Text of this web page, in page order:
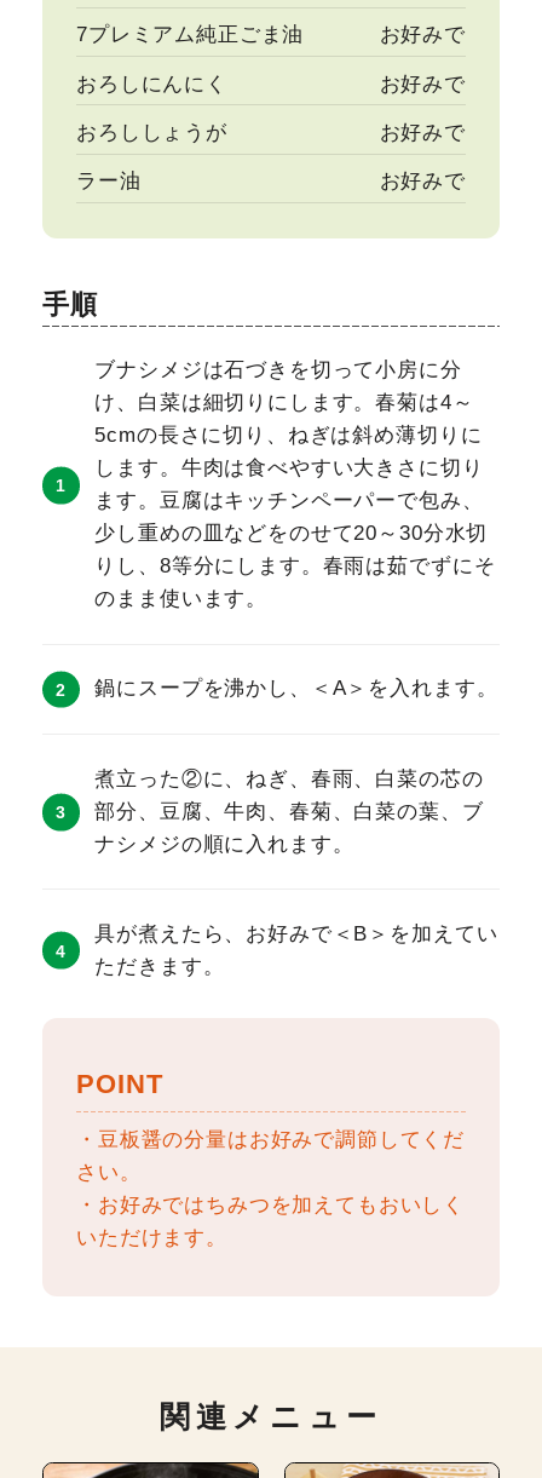
7プレミアム純正ごま油 お好みで
おろしにんにく お好みで
おろししょうが お好みで
ラー油 お好みで
手順
ブナシメジは石づきを切って小房に分
け、白菜は細切りにします。春菊は4～
5cmの長さに切り、ねぎは斜め薄切りに
します。牛肉は食べやすい大きさに切り
ます。豆腐はキッチンペーパーで包み、
少し重めの皿などをのせて20～30分水切
りし、8等分にします。春雨は茹でずにそ
のまま使います。
鍋にスープを沸かし、＜A＞を入れます。
煮立った②に、ねぎ、春雨、白菜の芯の
部分、豆腐、牛肉、春菊、白菜の葉、ブ
ナシメジの順に入れます。
具が煮えたら、お好みで＜B＞を加えてい
ただきます。
POINT
・豆板醤の分量はお好みで調節してくだ
さい。
・お好みではちみつを加えてもおいしく
いただけます。
関連メニュー